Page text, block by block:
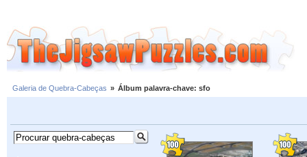
Galeria de Quebra-Cabeças » Álbum palavra-chave: sfo